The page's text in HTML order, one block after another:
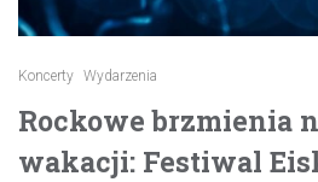
Koncerty Wydarzenia
Rockowe brzmienia
wakacji: Festiwal